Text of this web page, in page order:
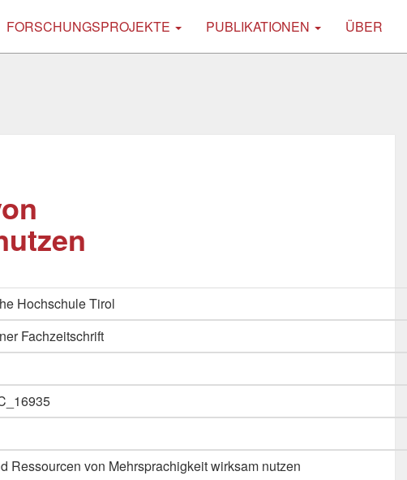
FORSCHUNGSPROJEKTE PUBLIKATIONEN ÜBER
Hochschule Tirol
Fachzeitschrift
Ressourcen von Mehrsprachigkeit wirksam nutzen